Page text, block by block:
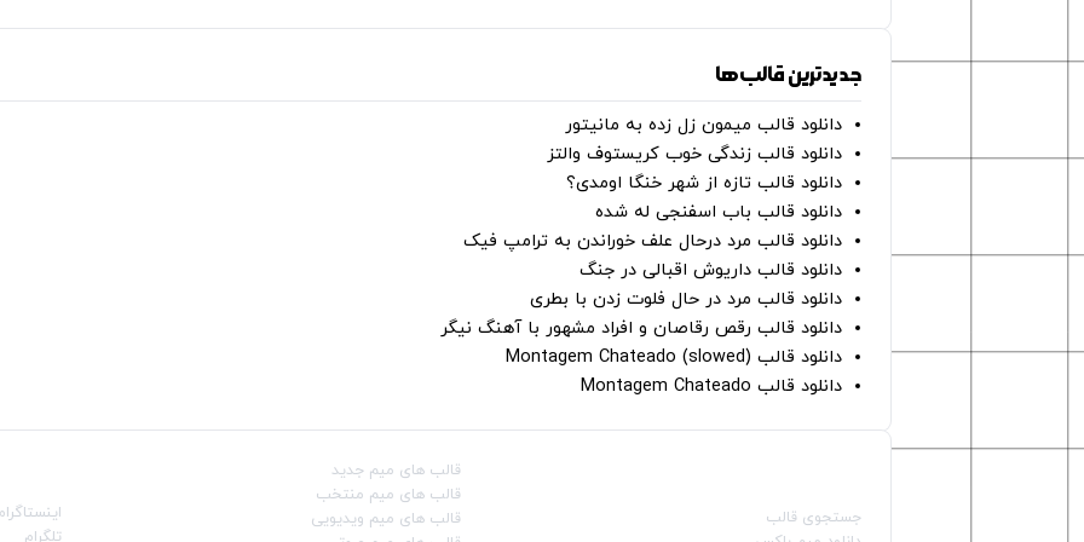
جدیدترین قالب‌ها
دانلود قالب میمون زل زده به مانیتور
دانلود قالب زندگی خوب کریستوف والتز
دانلود قالب تازه از شهر خنگا اومدی؟
دانلود قالب باب اسفنجی له شده
دانلود قالب مرد درحال علف خوراندن به ترامپ فیک
دانلود قالب داریوش اقبالی در جنگ
دانلود قالب مرد در حال فلوت زدن با بطری
دانلود قالب رقص رقاصان و افراد مشهور با آهنگ نیگر
دانلود قالب Montagem Chateado (slowed)
دانلود قالب Montagem Chateado
جستجوی قالب
قالب‌ های میم جدید
قالب‌ های میم منتخب
قالب‌ های میم ویدیویی
تلگرام